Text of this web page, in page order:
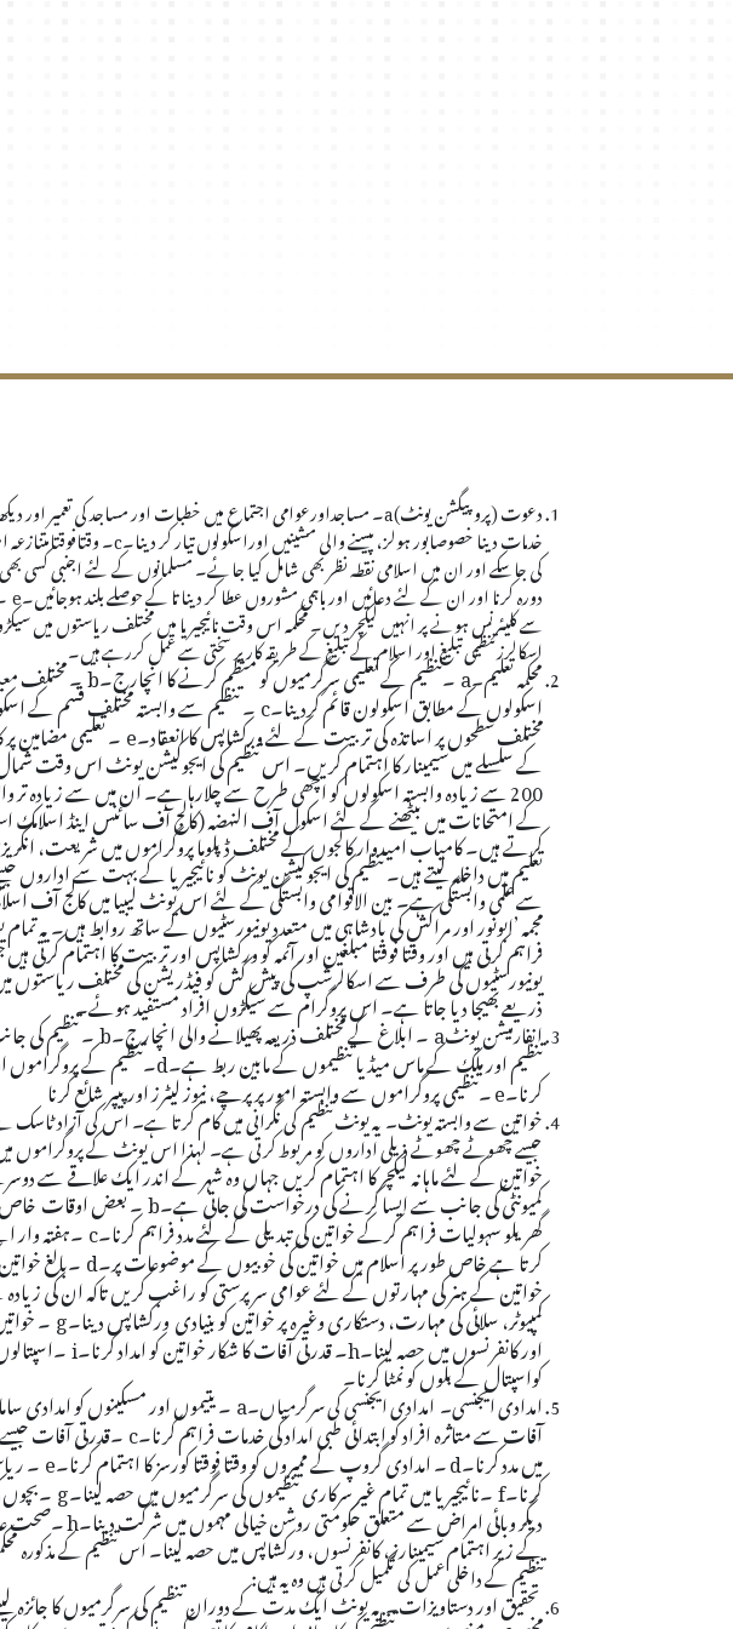
دعوت (پروپیگشن یونٹ)a۔ مساجداورعوامی اجتماع میں خطبات اور مساجد کی تعمیر اور
خدمات دینا خصوصابور ہولز، پیسنے والی مشینیں اوراسکولوں تیار کر دینا۔c۔
کی جاسکے اور ان میں اسلامی نقطہ نظر بھی شامل کیا جائے۔ مسلمانوں کے لئے اجنبی کسی بھی
دورہ کرنا اور ان کے لئے دعائیں اور باہمی مشوروں عطا کر دینا تا کے حوصلے بلند ہوجائیں۔e
سے کلیئرنس ہونے پر انہیں لیکچر دیں۔ محکمہ اس وقت نائیجیریا میں مختلف ریاستوں میں
اسکالرز تنظیمی تبلیغ اور اسلام کے تبلیغ کے طریقہ کار پر سختی سے عمل کررہے ہیں۔
محکمہ تعلیم۔a۔تنظیم کے تعلیمی سرگرمیوں کو منظم کرنے کا انچارج۔b۔ مختلف
اسکولوں کے مطابق اسکولون قائم کردینا۔c۔ تنظیم سے وابستہ مختلف قسم کے
مختلف سطحوں پر اساتذہ کی تربیت کے لئے ورکشاپس کا انعقاد۔e۔ تعلیمی مضامین
کے سلسلے میں سیمینار کا اہتمام کریں۔ اس تنظیم کی ایجوکیشن یونٹ اس وقت
200 سے زیادہ وابستہ اسکولوں کو اچھی طرح سے چلارہا ہے۔ ان میں سے زیادہ تر وابستہ اسکول
کے امتحانات میں بیٹھنے کے لئے اسکول آف النهضه (کالج آف سائنس اینڈ اسلامک
کرتے ہیں۔ کامیاب امیدوار کالجوں کے مختلف ڈپلوما پروگراموں میں شریعت، انگریزی
تعلیم میں داخلہ لیتے ہیں۔ تنظیم کی ایجوکیشن یونٹ کو نائیجیریا کے بہت سے اداروں
سے علمی وابستگی ہے۔ بین الاقوامی وابستگی کے لئے اس یونٹ لیبیا میں کالج آف
مجمہ ’ابونور اور مراکش کی بادشاہی میں متعدد یونیورسٹیوں کے ساتھ روابط ہیں۔ یہ
فراہم کرتی ہیں اور وقتا فوقتا مبلغین اور آئمہ کو ورکشاپس اور تربیت کا اہتمام
یونیورسٹیوں کی طرف سے اسکالرشپ کی پیش کش کو فیڈریشن کی مختلف ریاستوں
ذریعے بھیجا دیا جاتا ہے۔ اس پروگرام سے سیکڑوں افراد مستفید ہوئے۔
انفارمیشن یونٹa۔ ابلاغ کے مختلف ذریعہ پھیلانے والی انچارج۔b۔ تنظیم کی
تنظیم اور ملک کے ماس میڈیا تنظیموں کے مابین ربط ہے۔d۔تنظیم کے
کرنا۔e۔تنظیمی پروگراموں سے وابستہ امور پر پرچے، نیوز لیٹرز اور پیپر شائع کرنا
خواتین سے وابستہ یونٹ۔ یہ یونٹ تنظیم کی نگرانی میں کام کرتا ہے۔ اس کی آزاد
جیسے چھوٹے چھوٹے ذیلی اداروں کو مربوط کرتی ہے۔ لہذا اس یونٹ کے پروگراموں
خواتین کے لئے ماہانہ لیکچر کا اہتمام کریں جہاں وہ شہر کے اندر ایک علاقے سے
کمیونٹی کی جانب سے ایسا کرنے کی درخواست کی جاتی ہے۔b۔ بعض اوقات خاص
گھریلو سہولیات فراہم کرکے خواتین کی تبدیلی کے لئے مدد فراہم کرنا۔c۔ہفتہ وار
کرتا ہے خاص طور پر اسلام میں خواتین کی خوبیوں کے موضوعات پر۔d۔بالغ
خواتین کے ہنر کی مہارتوں کے لئے عوامی سرپرستی کو راغب کریں تاکہ ان کی زیادہ
کمپیوٹر، سلائی کی مہارت، دستکاری وغیرہ پر خواتین کو بنیادی ورکشاپس دینا۔g۔
اور کانفرنسوں میں حصہ لینا۔h۔ قدرتی آفات کا شکار خواتین کو امداد کرنا۔i
کواسپتال کے بلوں کو نمٹا کرنا۔
امدادی ایجنسی۔ امدادی ایجنسی کی سرگرمیاں۔a۔ یتیموں اور مسکینوں کو امدادی
آفات سے متاثرہ افراد کو ابتدائی طبی امداد کی خدمات فراہم کرنا۔c۔قدرتی آفات
میں مدد کرنا۔d۔ امدادی گروپ کے ممبروں کو وقتا فوقتا کورسز کا اہتمام کرنا۔e۔
کرنا۔f۔نائیجیریا میں تمام غیر سرکاری تنظیموں کی سرگرمیوں میں حصہ لینا۔g۔بچوں
دیگر وبائی امراض سے متعلق حکومتی روشن خیالی مہموں میں شرکت دینا۔h۔صحت
کے زیر اہتمام سیمینارز، کانفرنسوں، ورکشاپس میں حصہ لینا۔اس تنظیم کے مذکورہ
تنظیم کے داخلی عمل کی تکمیل کرتی ہیں وہ یہ ہیں:
تحقیق اور دستاویزات۔ یہ یونٹ ایک مدت کے دوران تنظیم کی سرگرمیوں کا